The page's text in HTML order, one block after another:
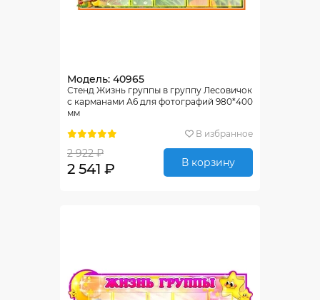
Модель: 40965
Стенд Жизнь группы в группу Лесовичок
с карманами А6 для фотографий 980*400
мм
В избранное
2 922 ₽
2 541 ₽ В корзину